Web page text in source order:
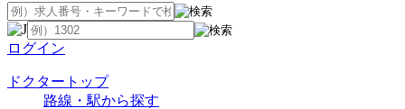
ログイン
ドクタートップ
路線・駅から探す